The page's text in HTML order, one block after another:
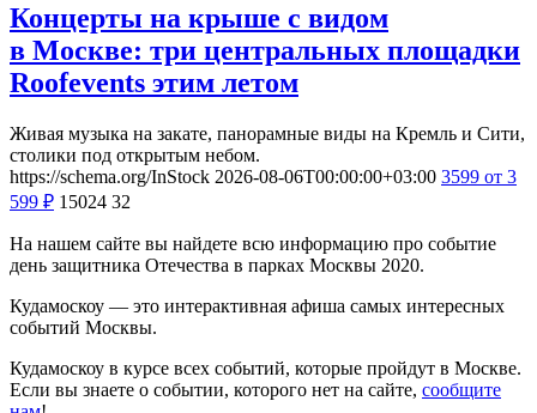
Концерты на крыше с видом
в Москве: три центральных площадки
Roofevents этим летом
Живая музыка на закате, панорамные виды на Кремль и Сити,
столики под открытым небом.
https://schema.org/InStock 2026-08-06T00:00:00+03:00 3599 от 3
599 ₽ 15024 32
На нашем сайте вы найдете всю информацию про событие
день защитника Отечества в парках Москвы 2020.
Кудамоскоу — это интерактивная афиша самых интересных
событий Москвы.
Кудамоскоу в курсе всех событий, которые пройдут в Москве.
Если вы знаете о событии, которого нет на сайте, сообщите